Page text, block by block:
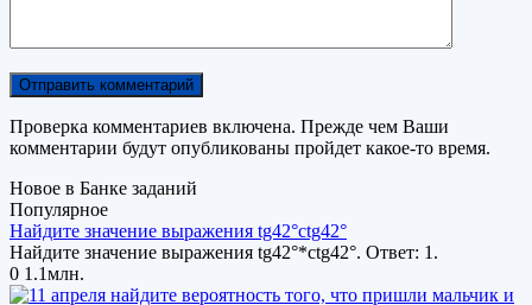
Проверка комментариев включена. Прежде чем Ваши
комментарии будут опубликованы пройдет какое-то время.
Новое в Банке заданий
Популярное
Найдите значение выражения tg42°ctg42°
Найдите значение выражения tg42°*ctg42°. Ответ: 1.
0 1.1млн.